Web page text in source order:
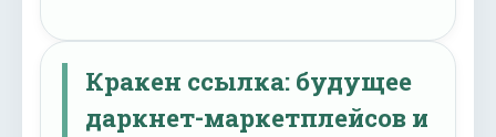
Кракен ссылка: будущее
даркнет-маркетплейсов и